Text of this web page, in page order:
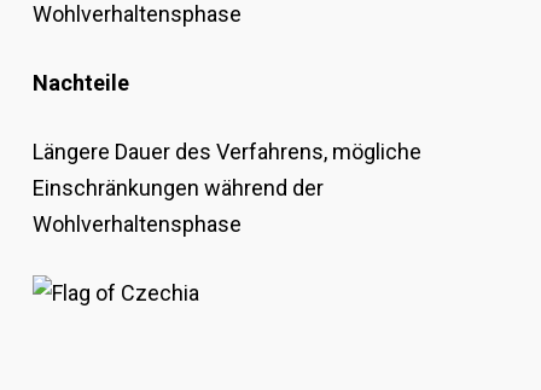
Wohlverhaltensphase
Nachteile
Längere Dauer des Verfahrens, mögliche
Einschränkungen während der
Wohlverhaltensphase